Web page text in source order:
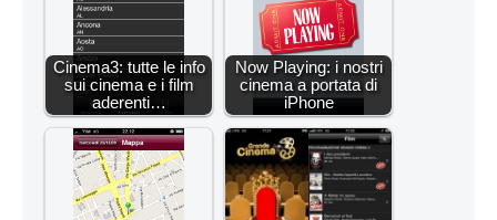
Cinema3: tutte le info
sui cinema e i film
aderenti…
Now Playing: i nostri
cinema a portata di
iPhone